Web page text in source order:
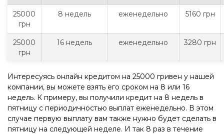
25000
грн
8 недель еженедельно 5160 грн
25000
грн
16 недель еженедельно 3280 грн
Интересуясь онлайн кредитом на 25000 гривен у нашей
компании, вы можете взять его сроком на 8 или 16
недель. К примеру, вы получили кредит на 8 недель в
пятницу с периодичностью выплат еженедельно. В этом
случае первую выплату вам также нужно будет сделать в
пятницу на следующей неделе. И так 8 раз в течение